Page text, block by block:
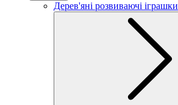
Дерев'яні розвиваючі іграшки